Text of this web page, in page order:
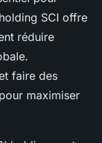
SCI offre
réduire
faire des
maximiser